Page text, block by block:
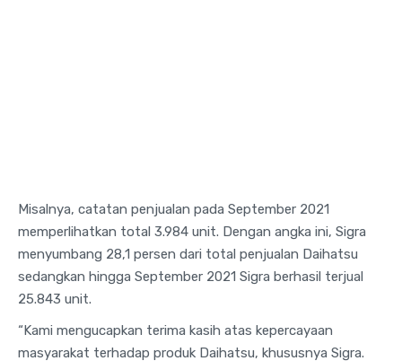
Misalnya, catatan penjualan pada September 2021
memperlihatkan total 3.984 unit. Dengan angka ini, Sigra
menyumbang 28,1 persen dari total penjualan Daihatsu
sedangkan hingga September 2021 Sigra berhasil terjual
25.843 unit.
“Kami mengucapkan terima kasih atas kepercayaan
masyarakat terhadap produk Daihatsu, khususnya Sigra.